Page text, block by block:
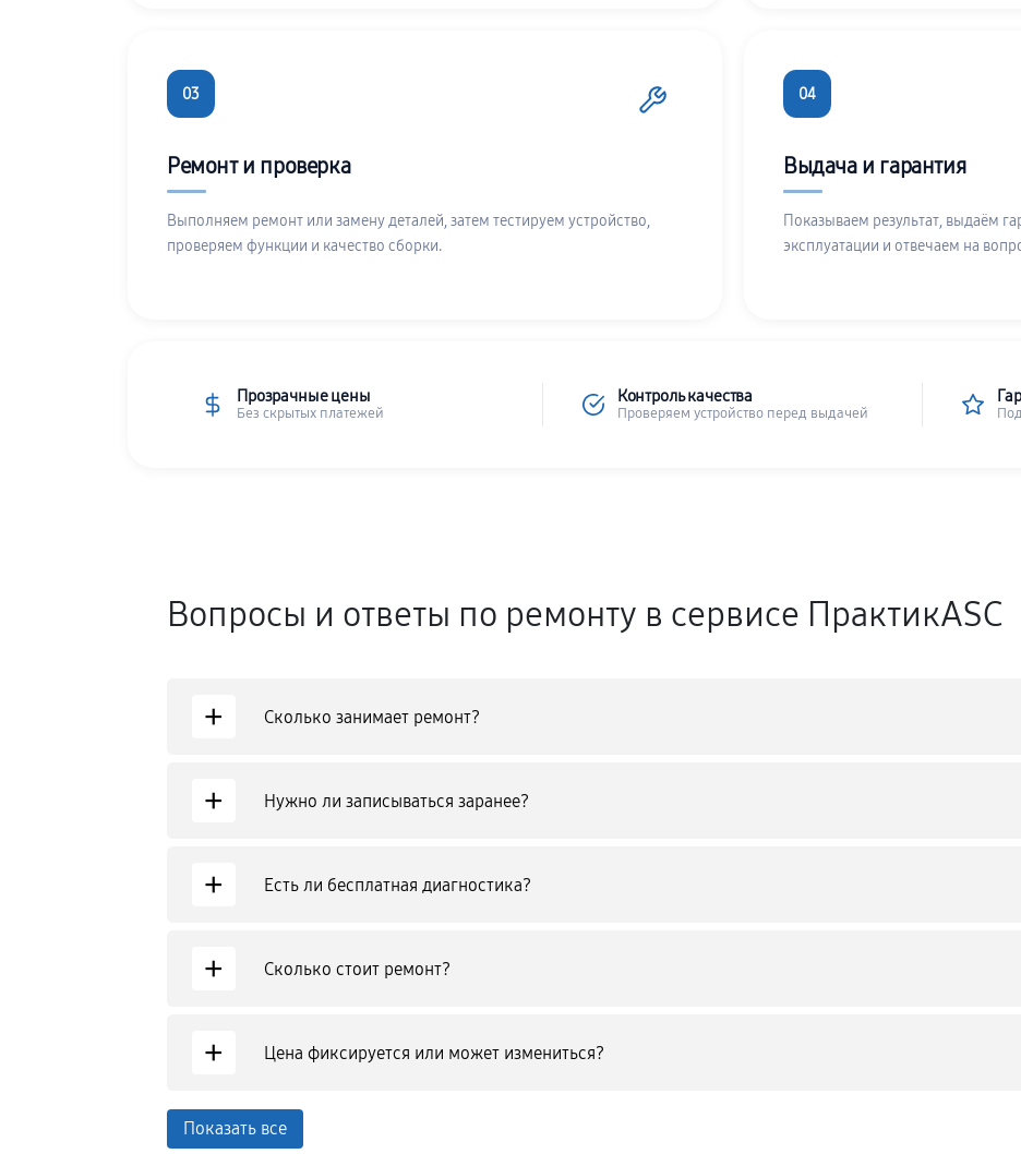
03
Ремонт и проверка
Выполняем ремонт или замену деталей, затем тестируем устройство,
проверяем функции и качество сборки.
04
Выдача и гарантия
Показываем результат, выдаём
эксплуатации и отвечаем на
Прозрачные цены
Без скрытых платежей
Контроль качества
Проверяем устройство перед выдачей
Вопросы и ответы по ремонту в сервисе ПрактикASC
+ Сколько занимает ремонт?
+ Нужно ли записываться заранее?
+ Есть ли бесплатная диагностика?
+ Сколько стоит ремонт?
+ Цена фиксируется или может измениться?
Показать все